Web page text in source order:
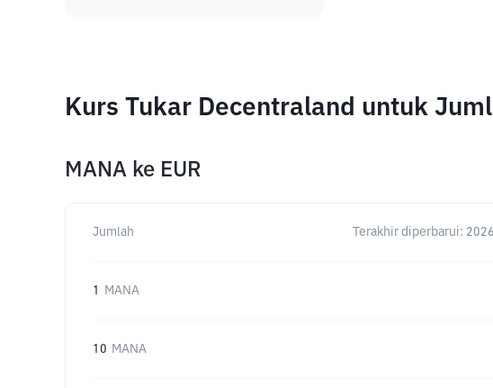
Kurs Tukar Decentraland untuk
MANA ke EUR
Jumlah Terakhir diperbarui:
1 MANA
10 MANA